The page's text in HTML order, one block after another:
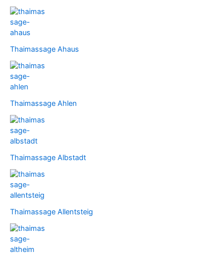
Thaimassage Ahaus
Thaimassage Ahlen
Thaimassage Albstadt
Thaimassage Allentsteig